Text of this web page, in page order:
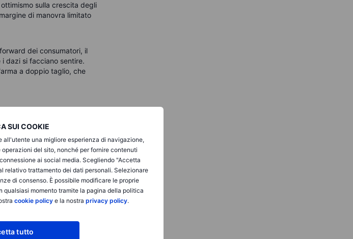
SUI COOKIE
una migliore esperienza di navigazione,
del sito, nonché per fornire contenuti
ai social media. Scegliendo "Accetta
trattamento dei dati personali. Selezionare
di consenso. È possibile modificare le proprie
qualsiasi momento tramite la pagina della politica
cookie policye la nostra privacy policy.
tutto
sulla crescita degli
di manovra limitato
dei consumatori, il
dazi si facciano sentire.
a doppio taglio, che
Gli analisti si
1.47 su ricavi vicini a USD
per la sua attenta
con favore in questo
rallentamenti dei
guidance che